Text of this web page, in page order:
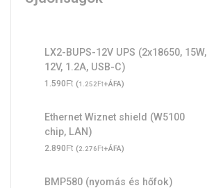
LX2-BUPS-12V UPS (2x18650, 15W,
12V, 1.2A, USB-C)
1.590Ft (1.252Ft+ÁFA)
Ethernet Wiznet shield (W5100
chip, LAN)
2.890Ft (2.276Ft+ÁFA)
BMP580 (nyomás és hőfok)